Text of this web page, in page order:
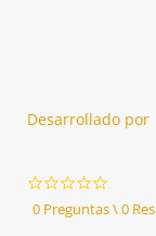
Desarrollado por
star
rating
0 Preguntas \ 0